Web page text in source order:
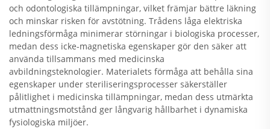
och odontologiska tillämpningar, vilket främjar bättre läkning
och minskar risken för avstötning. Trådens låga elektriska
ledningsförmåga minimerar störningar i biologiska processer,
medan dess icke-magnetiska egenskaper gör den säker att
använda tillsammans med medicinska
avbildningsteknologier. Materialets förmåga att behålla sina
egenskaper under steriliseringsprocesser säkerställer
pålitlighet i medicinska tillämpningar, medan dess utmärkta
utmattningsmotstånd ger långvarig hållbarhet i dynamiska
fysiologiska miljöer.